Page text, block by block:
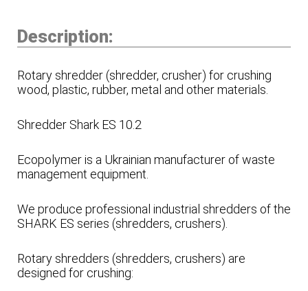
Description:
Rotary shredder (shredder, crusher) for crushing
wood, plastic, rubber, metal and other materials.
Shredder Shark ES 10.2
Ecopolymer is a Ukrainian manufacturer of waste
management equipment.
We produce professional industrial shredders of the
SHARK ES series (shredders, crushers).
Rotary shredders (shredders, crushers) are
designed for crushing: